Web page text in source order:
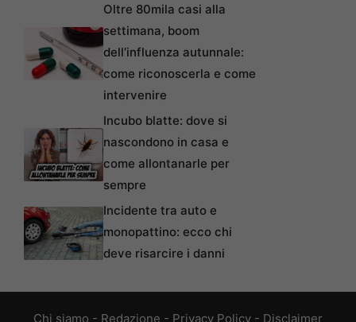
Oltre 80mila casi alla
settimana, boom
dell’influenza autunnale:
come riconoscerla e come
intervenire
Incubo blatte: dove si
nascondono in casa e
come allontanarle per
sempre
Incidente tra auto e
monopattino: ecco chi
deve risarcire i danni
Chi siamo - Redazione - Privacy Policy - Disclaimer